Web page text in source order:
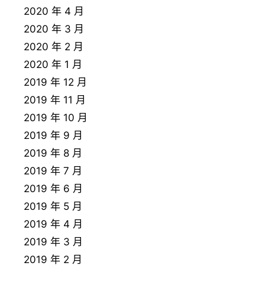
2020 年 4 月
2020 年 3 月
2020 年 2 月
2020 年 1 月
2019 年 12 月
2019 年 11 月
2019 年 10 月
2019 年 9 月
2019 年 8 月
2019 年 7 月
2019 年 6 月
2019 年 5 月
2019 年 4 月
2019 年 3 月
2019 年 2 月